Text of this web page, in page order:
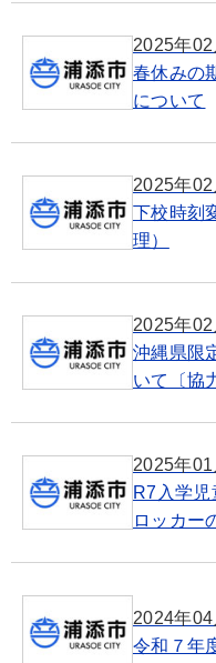
2025年02
春休みの
について
2025年02
下校時刻
理）
2025年02
沖縄県限
いて〔協
2025年01
R7入学児
ロッカー
2024年04
令和７年